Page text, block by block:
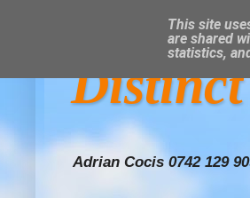
Adrian Cocis 0742 129
This site
are shared
statistics,